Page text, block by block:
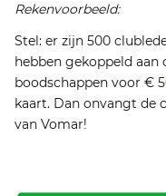
Rekenvoorbeeld:
Stel: er zijn 500
hebben gekoppeld aan
boodschappen voor €
kaart. Dan onvangt de
van Vomar!